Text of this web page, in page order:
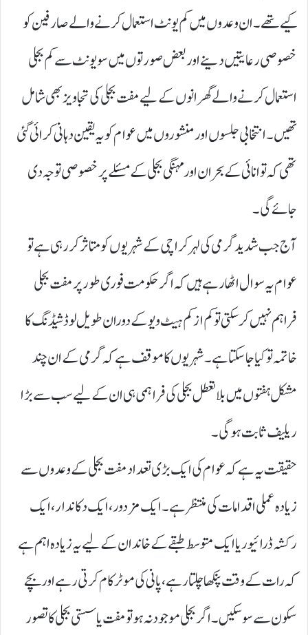
کیے تھے۔ ان وعدوں میں کم یونٹ استعمال کرنے والے صارفین کو
خصوصی رعایتیں دینے اور بعض صورتوں میں سو یونٹ سے کم بجلی
استعمال کرنے والے گھرانوں کے لیے مفت بجلی کی تجاویز بھی شامل
تھیں۔ انتخابی جلسوں اور منشوروں میں عوام کو یہ یقین دہانی کرائی گئی
تھی کہ توانائی کے بحران اور مہنگی بجلی کے مسئلے پر خصوصی توجہ دی
جائے گی۔
آج جب شدید گرمی کی لہر کراچی کے شہریوں کو متاثر کر رہی ہے تو
عوام یہ سوال اٹھا رہے ہیں کہ اگر حکومت فوری طور پر مفت بجلی
فراہم نہیں کر سکتی تو کم از کم ہیٹ ویو کے دوران طویل لوڈشیڈنگ کا
خاتمہ تو کیا جا سکتا ہے۔ شہریوں کا موقف ہے کہ گرمی کے ان چند
مشکل ہفتوں میں بلا تعطل بجلی کی فراہمی ہی ان کے لیے سب سے بڑا
ریلیف ثابت ہوگی۔
حقیقت یہ ہے کہ عوام کی ایک بڑی تعداد مفت بجلی کے وعدوں سے
زیادہ عملی اقدامات کی منتظر ہے۔ ایک مزدور، ایک دکاندار، ایک
رکشہ ڈرائیور یا ایک متوسط طبقے کے خاندان کے لیے یہ زیادہ اہم ہے
کہ رات کے وقت پنکھا چلتا رہے، پانی کی موٹر کام کرتی رہے اور بچے
سکون سے سو سکیں۔ اگر بجلی موجود نہ ہو تو مفت یا سستی بجلی کا تصور